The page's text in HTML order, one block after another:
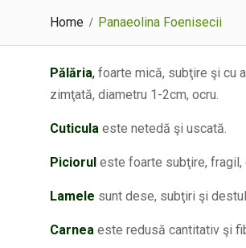
Home Panaeolina Foenisecii
Pălăria, foarte mică, subţire şi cu
zimţată, diametru 1-2cm, ocru.
Cuticula este netedă şi uscată.
Piciorul este foarte subţire, fragil,
Lamele sunt dese, subţiri şi
Carnea este redusă cantitativ şi